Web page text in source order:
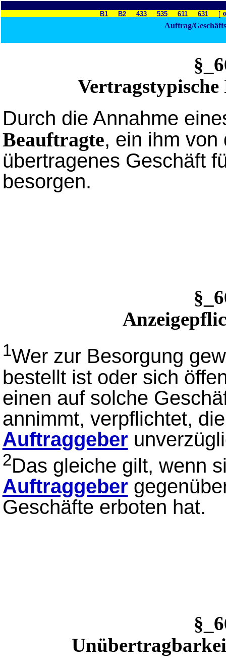
B1 B2 433 535 611 631 [
Auftrag/
Durch die Annahme
Beauftragte, ein ihm
übertragenes Geschäft
besorgen.
1Wer zur Besorgung
bestellt ist oder sich
einen auf solche
annimmt, verpflichtet,
Auftraggeber
2Das gleiche gilt, wenn
Auftraggeber
Geschäfte erboten hat.